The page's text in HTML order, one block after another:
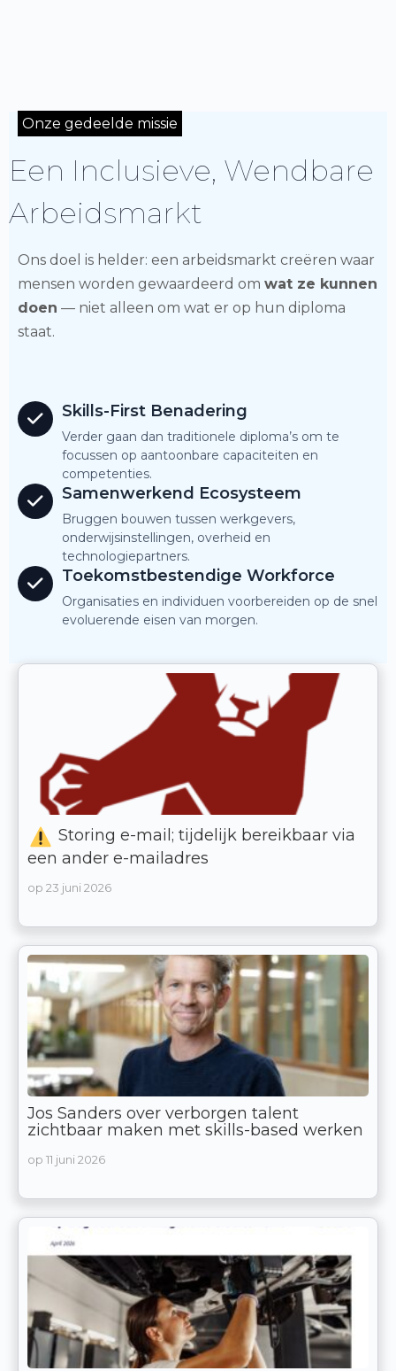
Onze gedeelde missie
Een Inclusieve, Wendbare
Arbeidsmarkt
Ons doel is helder: een arbeidsmarkt creëren waar
mensen worden gewaardeerd om wat ze kunnen
doen — niet alleen om wat er op hun diploma
staat.
Skills-First Benadering
Verder gaan dan traditionele diploma’s om te
focussen op aantoonbare capaciteiten en
competenties.
Samenwerkend Ecosysteem
Bruggen bouwen tussen werkgevers,
onderwijsinstellingen, overheid en
technologiepartners.
Toekomstbestendige Workforce
Organisaties en individuen voorbereiden op de snel
evoluerende eisen van morgen.
Storing e-mail; tijdelijk bereikbaar via
een ander e-mailadres
op 23 juni 2026
Jos Sanders over verborgen talent
zichtbaar maken met skills-based werken
op 11 juni 2026